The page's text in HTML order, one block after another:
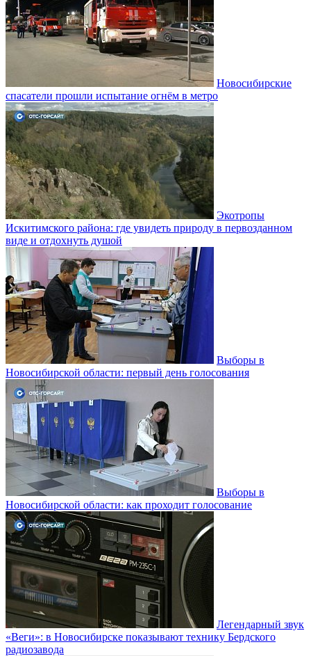
Новосибирские
спасатели прошли испытание огнём в метро
Экотропы
Искитимского района: где увидеть природу в первозданном
виде и отдохнуть душой
Выборы в
Новосибирской области: первый день голосования
Выборы в
Новосибирской области: как проходит голосование
Легендарный звук
«Веги»: в Новосибирске показывают технику Бердского
радиозавода